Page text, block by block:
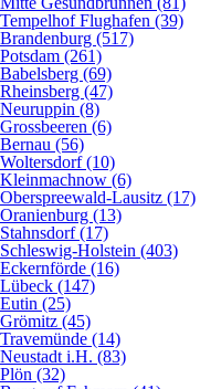
Tempelhof Flughafen (39)
Brandenburg (517)
Potsdam (261)
Babelsberg (69)
Rheinsberg (47)
Neuruppin (8)
Grossbeeren (6)
Bernau (56)
Woltersdorf (10)
Kleinmachnow (6)
Oberspreewald-Lausitz (17)
Oranienburg (13)
Stahnsdorf (17)
Schleswig-Holstein (403)
Eckernförde (16)
Lübeck (147)
Eutin (25)
Grömitz (45)
Travemünde (14)
Neustadt i.H. (83)
Plön (32)